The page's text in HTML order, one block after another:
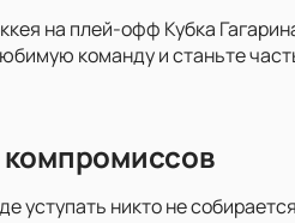
на плей-офф Кубка
команду и станьте
уступать никто не